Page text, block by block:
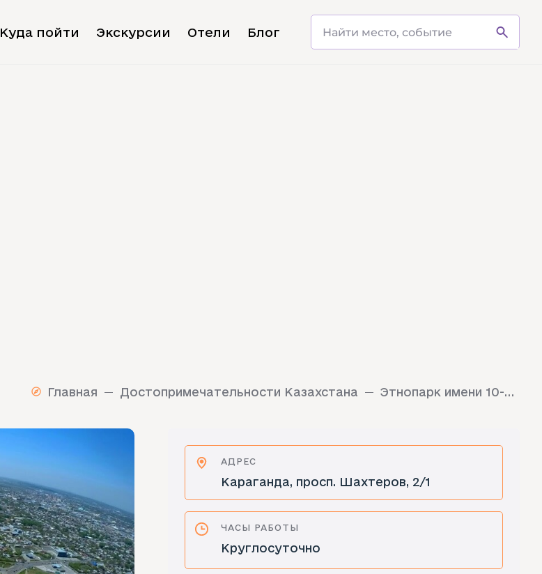
Куда пойти Экскурсии Отели Блог
Главная Достопримечательности Казахстана Этнопарк имени 10-летия Независимости Казахстана
АДРЕС
Караганда, просп. Шахтеров, 2/1
ЧАСЫ РАБОТЫ
Круглосуточно